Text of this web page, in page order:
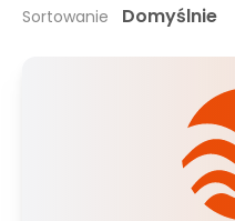
Sortowanie Domyślnie